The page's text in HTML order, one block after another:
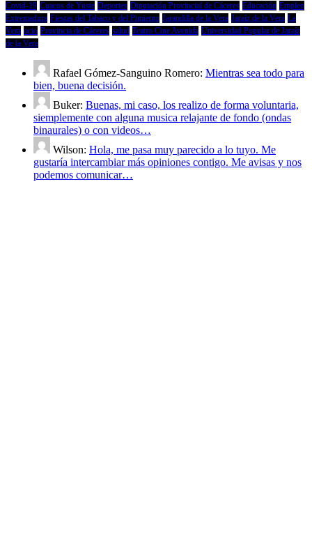
Covid-19 Cuacos de Yuste Deportes Diputación Provincial de Cáceres Educación Empleo
Extremadura Fiestas del Tabaco y del Pimiento Jarandilla de la Vera Jaraíz de la Vera La
Vera ocio Provincia de Cáceres salud Teatro Cine Avenida Universidad Popular de Jaraíz
de la Vera
Rafael Gómez-Sanguino Romero: Mientras sea todo para
bien, buena decisión.
Buker: Buenas, mi caso, los realizo de forma voluntaria,
siemplemente con alguna musica relajante de fondo (ondas
binaurales) o con videos…
Wilson: Hola, me pasa muy parecido a lo tuyo. Me
gustaría intercambiar más opiniones contigo. Me avisas y nos
podemos comunicar…